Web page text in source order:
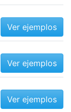
Ver ejemplos
Ver ejemplos
Ver ejemplos